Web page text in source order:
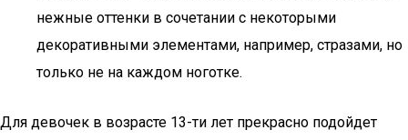
нежные оттенки в сочетании с некоторыми
декоративными элементами, например, стразами, но
только не на каждом ноготке.
Для девочек в возрасте 13-ти лет прекрасно подойдет